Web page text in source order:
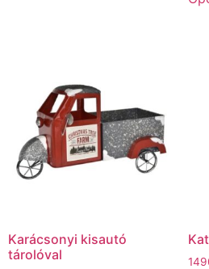
Karácsonyi kisautó
tárolóval